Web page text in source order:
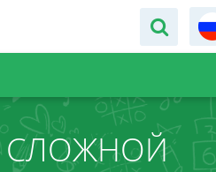
СЛОЖНОЙ